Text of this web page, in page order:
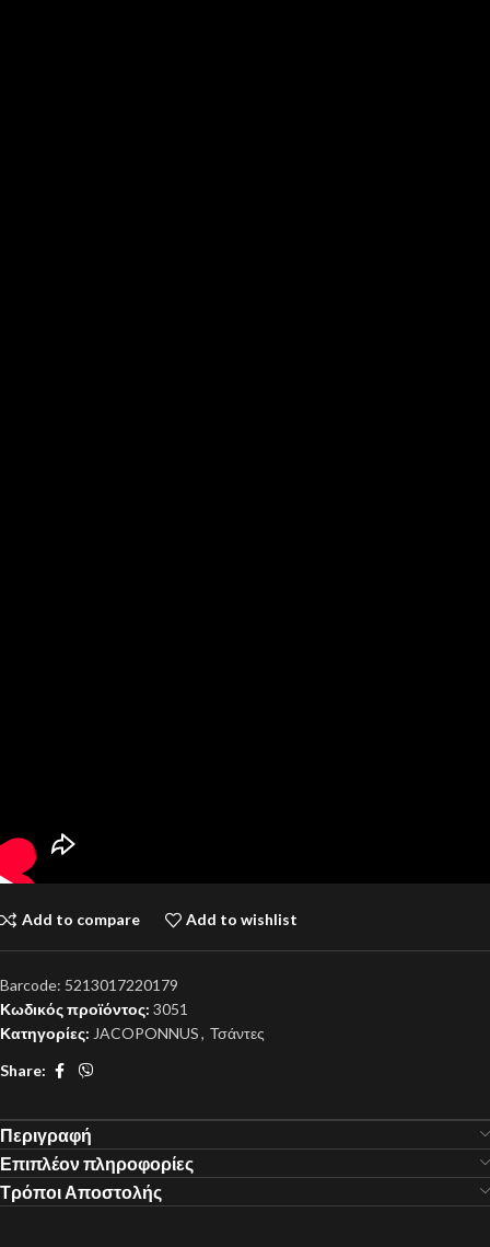
Add to compare Add to wishlist
Barcode: 5213017220179
Κωδικός προϊόντος: 3051
Κατηγορίες: JACOPONNUS, Τσάντες
Share:
Περιγραφή
Επιπλέον πληροφορίες
Τρόποι Αποστολής